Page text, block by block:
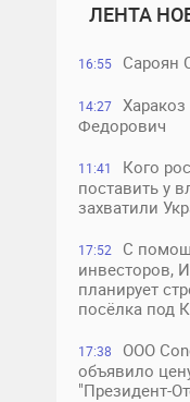
ЛЕНТА
16:55 Сароян
14:27
Харакоз
Федорович
11:41
Кого
поставить у
захватили
17:52
С
инвесторов,
планирует
посёлка под
17:38
ООО
объявило
"Президент-